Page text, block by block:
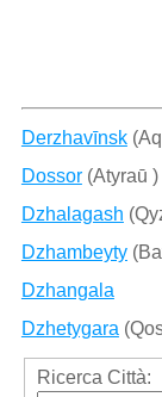
Derzhavīnsk
Dossor(Atyraū )
Dzhalagash
Dzhambeyty
Dzhangala
Dzhetygara
Ricerca Città: